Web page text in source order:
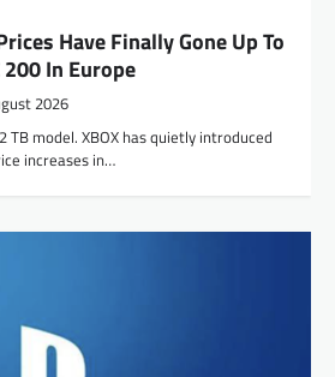
Have Finally Gone Up To
In Europe
2026
TB model. XBOX has quietly introduced
increases in…